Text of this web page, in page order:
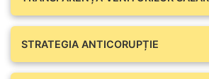
STRATEGIA ANTICORUPȚIE